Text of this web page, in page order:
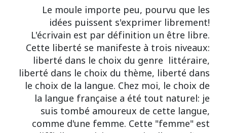
Le moule importe peu, pourvu que les
idées puissent s'exprimer librement!
L'écrivain est par définition un être libre.
Cette liberté se manifeste à trois niveaux:
liberté dans le choix du genre littéraire,
liberté dans le choix du thème, liberté dans
le choix de la langue. Chez moi, le choix de
la langue française a été tout naturel: je
suis tombé amoureux de cette langue,
comme d'une femme. Cette "femme" est